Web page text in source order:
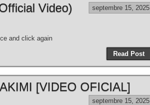
Video) septembre 15, 2025
and click again
Read Post
[VIDEO OFICIAL]
septembre 15, 2025